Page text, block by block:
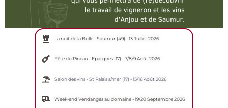
La nuit de la Bulle - Saumur (49) - 13 Juillet 2026
Fête du Pineau - Epargnes (17) - 7/8/9 Août 2026
Salon des vins - St Palais s/mer (17) - 15/16 Août 2026
Week-end Vendanges au domaine - 19/20 Septembre 2026